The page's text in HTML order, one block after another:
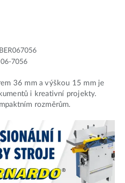
BER067056
06-7056
36 mm a výškou 15 mm je
i kreativní projekty.
rozměrům.